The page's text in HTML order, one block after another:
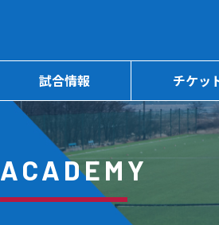
試合情報 チケッ
ACADEMY